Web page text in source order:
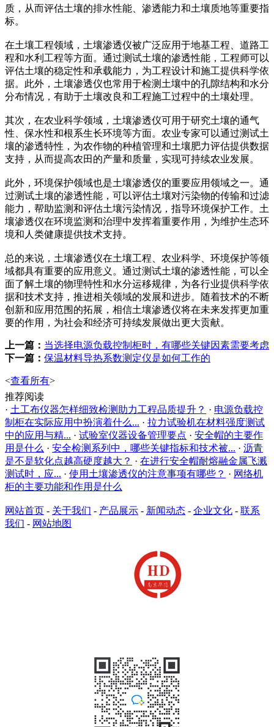
质，从而评估土壤的排水性能、渗透能力和土壤质地等重要指
标。
在土壤工程领域，土壤渗透仪被广泛应用于地基工程、道路工
程和水利工程等方面。通过测试土壤的渗透性能，工程师可以
评估土壤的稳定性和承载能力，为工程设计和施工提供科学依
据。此外，土壤渗透仪也常用于检测土壤中的孔隙结构和水分
分布情况，有助于土壤改良和工程施工过程中的土壤处理。
其次，在农业科学领域，土壤渗透仪可用于研究土壤的通气
性、保水性和根系生长环境等方面。农业专家可以通过测试土
壤的渗透特性，为农作物的种植管理和土壤肥力评估提供数据
支持，从而提高农田的产量和质量，实现可持续农业发展。
此外，环境保护领域也是土壤渗透仪的重要应用领域之一。通
过测试土壤的渗透性能，可以评估土壤对污染物的传输和过滤
能力，帮助监测和评估土壤污染情况，指导环境保护工作。土
壤渗透仪在环境监测和治理中发挥着重要作用，为维护生态环
境和人类健康提供技术支持。
总的来说，土壤渗透仪在土壤工程、农业科学、环境保护等领
域都具有重要的应用意义。通过测试土壤的渗透性能，可以全
面了解土壤的物理特性和水分运移规律，为各行业提供科学依
据和技术支持，推进相关领域的发展和进步。随着技术的不断
创新和应用范围的拓展，相信土壤渗透仪将在未来发挥更加重
要的作用，为社会和经济可持续发展做出更大贡献。
上一篇： 当选择电源负载控制柜时，有哪些关键因素需要考虑
下一篇： 保温材料导热系数测定仪是如何工作的
<查看所有>
推荐阅读
· 土工布仪器怎样细致检测助力工程品质提升？ · 电源负载控
制柜在实际应用中扮演着什么... · 拉力试验机在材料强度测试
中的应用与精... · 试验室仪器设备管理要点 · 安全帽的主要作
用是什么 · 安全检测系列中，哪些关键指标和技术被... · 沥青
是不是软化点越高硬度越大？ · 在进行安全帽耐熔融金属飞溅
测试时，应... · 使用土壤渗透仪的注意事项有哪些？ · 网络机
柜的主要功能和作用是什么
网站首页 - 关于我们 - 产品展示 - 新闻动态 - 企业文化 - 联系
我们 - 网站地图